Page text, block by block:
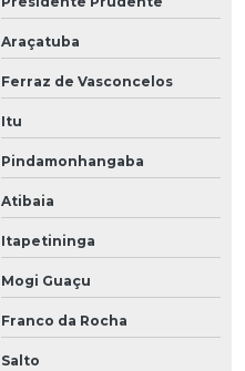
Araçatuba
Ferraz de Vasconcelos
Itu
Pindamonhangaba
Atibaia
Itapetininga
Mogi Guaçu
Franco da Rocha
Salto